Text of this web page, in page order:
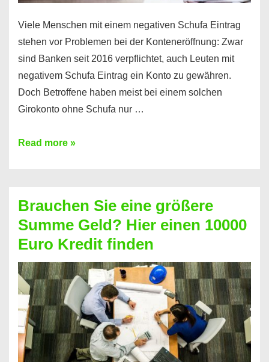
Viele Menschen mit einem negativen Schufa Eintrag
stehen vor Problemen bei der Konteneröffnung: Zwar
sind Banken seit 2016 verpflichtet, auch Leuten mit
negativem Schufa Eintrag ein Konto zu gewähren.
Doch Betroffene haben meist bei einem solchen
Girokonto ohne Schufa nur …
Günstiges
Geht
das
überhaupt?
Na
klar!
Read more »
Brauchen Sie eine größere
Summe Geld? Hier einen 10000
Euro Kredit finden